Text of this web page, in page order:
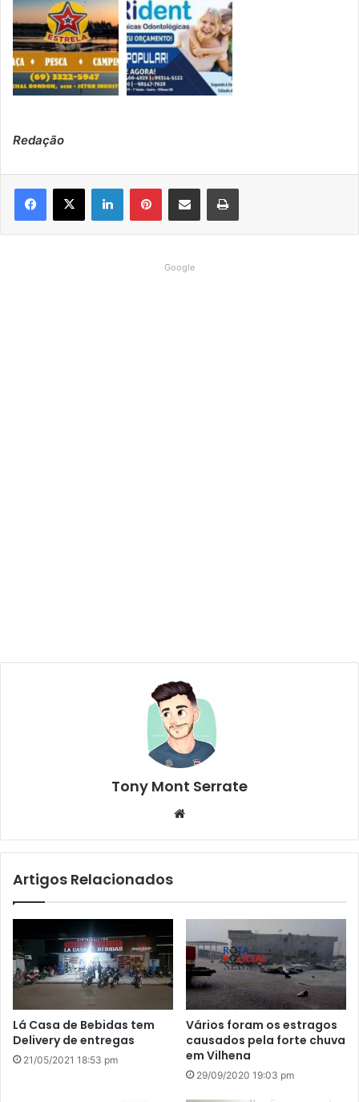
Redação
Google
Tony Mont Serrate
te
Artigos Relacionados
Lá Casa de Bebidas tem
Delivery de entregas
21/05/2021 18:53 pm
Vários foram os estragos
causados pela forte chuva
em Vilhena
29/09/2020 19:03 pm